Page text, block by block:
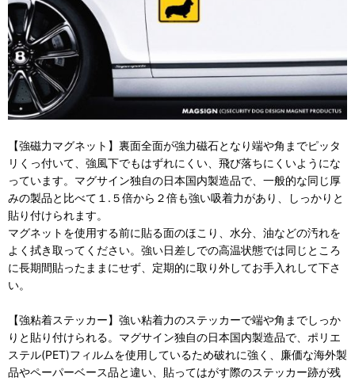
【強磁力マグネット】裏面全面が強力磁石となり端や角までピッタ
リくっ付いて、強風下でもはずれにくい、飛び落ちにくいようにな
っています。マグサイン独自の日本国内製造品で、一般的な同じ厚
みの製品と比べて１.５倍から２倍も強い吸着力があり、しっかりと
貼り付けられます。
マグネットを使用する前に貼る面のほこり、水分、油などの汚れを
よく拭き取ってください。強い日差しでの高温状態では同じところ
に長期間貼ったままにせず、定期的に取り外してお手入れして下さ
い。
【強粘着ステッカー】強い粘着力のステッカーで端や角までしっか
りと貼り付けられる。マグサイン独自の日本国内製造品で、ポリエ
ステル(PET)フィルムを使用しているため破れに強く、廉価な海外製
品やペーパーベース品と違い、貼ってはがす際のステッカー跡が残